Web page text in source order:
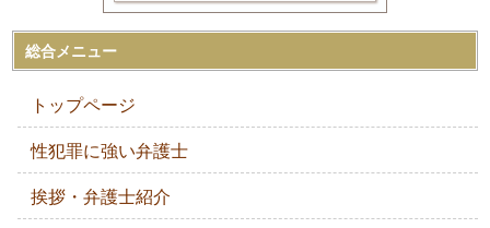
総合メニュー
トップページ
性犯罪に強い弁護士
挨拶・弁護士紹介